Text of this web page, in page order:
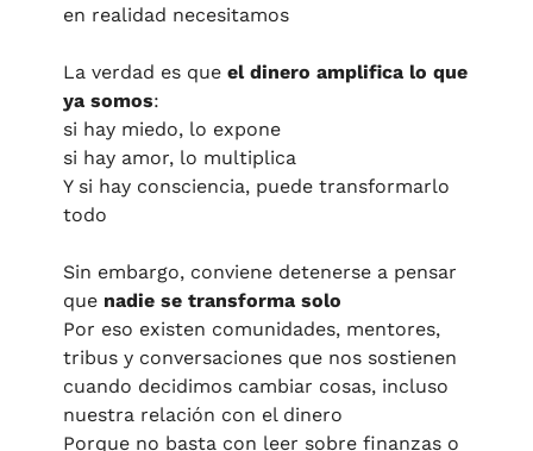
en realidad necesitamos
La verdad es que el dinero amplifica lo que
ya somos:
si hay miedo, lo expone
si hay amor, lo multiplica
Y si hay consciencia, puede transformarlo
todo
Sin embargo, conviene detenerse a pensar
que nadie se transforma solo
Por eso existen comunidades, mentores,
tribus y conversaciones que nos sostienen
cuando decidimos cambiar cosas, incluso
nuestra relación con el dinero
Porque no basta con leer sobre finanzas o